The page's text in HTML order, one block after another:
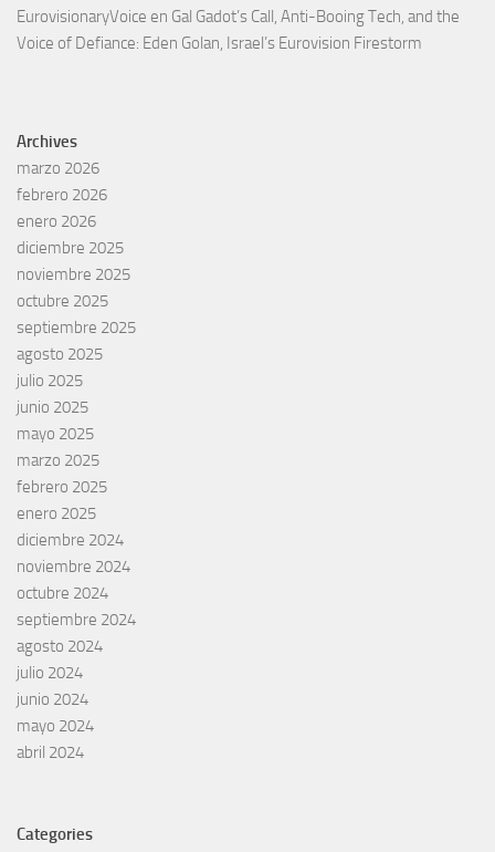
EurovisionaryVoice en Gal Gadot’s Call, Anti-Booing Tech, and the
Voice of Defiance: Eden Golan, Israel’s Eurovision Firestorm
Archives
marzo 2026
febrero 2026
enero 2026
diciembre 2025
noviembre 2025
octubre 2025
septiembre 2025
agosto 2025
julio 2025
junio 2025
mayo 2025
marzo 2025
febrero 2025
enero 2025
diciembre 2024
noviembre 2024
octubre 2024
septiembre 2024
agosto 2024
julio 2024
junio 2024
mayo 2024
abril 2024
Categories